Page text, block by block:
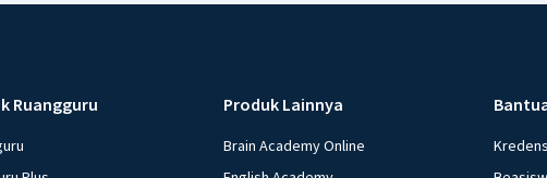
Ruangguru Produk Lainnya
Brain Academy Online